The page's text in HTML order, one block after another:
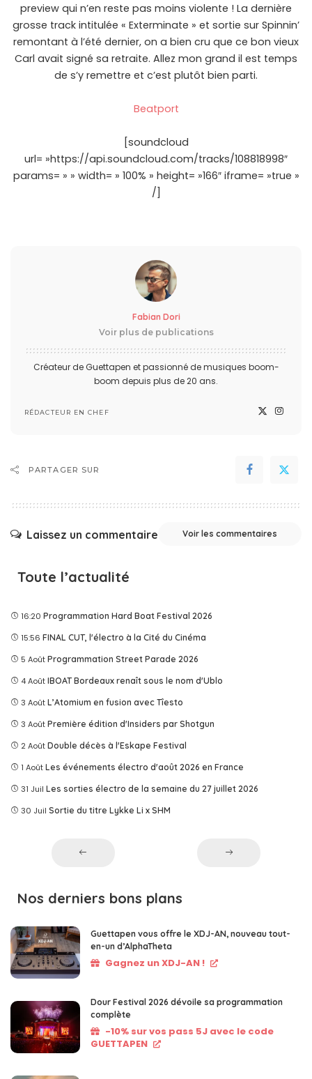
preview qui n’en reste pas moins violente ! La dernière
grosse track intitulée « Exterminate » et sortie sur Spinnin’
remontant à l’été dernier, on a bien cru que ce bon vieux
Carl avait signé sa retraite. Allez mon grand il est temps
de s’y remettre et c’est plutôt bien parti.
Beatport
[soundcloud
url= »https://api.soundcloud.com/tracks/108818998″
params= » » width= » 100% » height= »166″ iframe= »true »
/]
Fabian Dori
Voir plus de publications
Créateur de Guettapen et passionné de musiques boom-
boom depuis plus de 20 ans.
RÉDACTEUR EN CHEF
PARTAGER SUR
Laissez un commentaire Voir les commentaires
Toute l’actualité
16:20 Programmation Hard Boat Festival 2026
15:56 FINAL CUT, l'électro à la Cité du Cinéma
5 Août Programmation Street Parade 2026
4 Août IBOAT Bordeaux renaît sous le nom d'Ublo
3 Août L’Atomium en fusion avec Tîesto
3 Août Première édition d'Insiders par Shotgun
2 Août Double décès à l'Eskape Festival
1 Août Les événements électro d'août 2026 en France
31 Juil Les sorties électro de la semaine du 27 juillet 2026
30 Juil Sortie du titre Lykke Li x SHM
Nos derniers bons plans
Guettapen vous offre le XDJ-AN, nouveau tout-
en-un d’AlphaTheta
Gagnez un XDJ-AN !
Dour Festival 2026 dévoile sa programmation
complète
-10% sur vos pass 5J avec le code
GUETTAPEN